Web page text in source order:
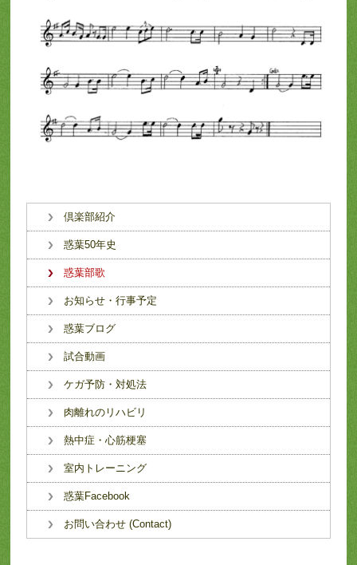
倶楽部紹介
惑葉50年史
惑葉部歌
お知らせ・行事予定
惑葉ブログ
試合動画
ケガ予防・対処法
肉離れのリハビリ
熱中症・心筋梗塞
室内トレーニング
惑葉Facebook
お問い合わせ (Contact)